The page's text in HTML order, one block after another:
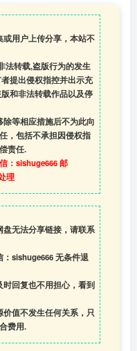
或用户上传分享，本站不
法转载,盗版行为的发生
提出侵权指控并出示充
和非法转载作品以及停
除等相应措施后不为此向
，包括不承担因侵权指
责任.
：sishuge666 邮
理
盘无法分享链接，请联系
：sishuge666 无条件退
回复也不用担心，看到
值不发生任何关系，只
费用.